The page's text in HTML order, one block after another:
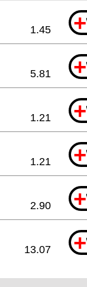
+
1.45
+
5.81
+
1.21
+
1.21
+
2.90
+
13.07